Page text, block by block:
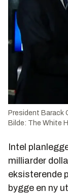
President Barack
Bilde: The White
Intel
milliarder
eksisterende
bygge en ny